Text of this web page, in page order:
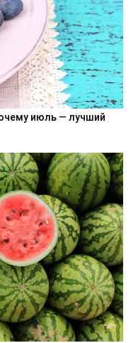
июль — лучший